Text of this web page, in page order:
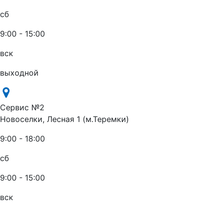
сб
9:00 - 15:00
вск
выходной
Сервис №2
Новоселки, Лесная 1 (м.Теремки)
9:00 - 18:00
сб
9:00 - 15:00
вск